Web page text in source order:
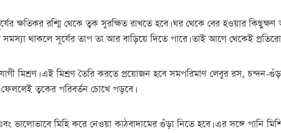
ক্ষতিকর রশ্মি থেকে ত্বক সুরক্ষিত রাখতে হবে। ঘর থেকে বের হওয়ার
থাকলে সূর্যের তাপ তা আর বাড়িয়ে দিতে পারে। তাই আগে থেকেই
মিশ্রণ। এই মিশ্রণ তৈরি করতে প্রয়োজন হবে সমপরিমাণ লেবুর রস, চন্দন-
ত্বকের পরিবর্তন চোখে পড়বে।
মিহি করে নেওয়া কাঠবাদামের গুঁড়া নিতে হবে। এর সঙ্গে পানি